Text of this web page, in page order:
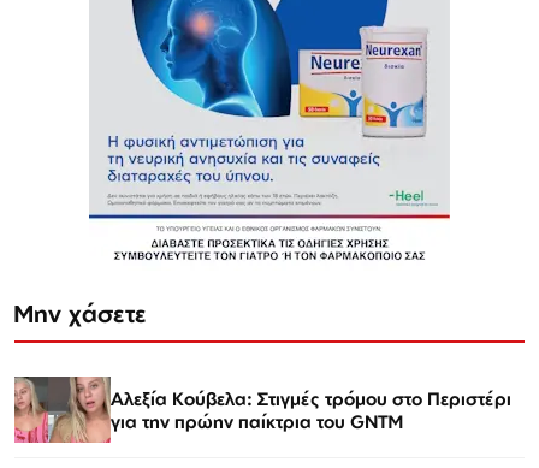
Μην χάσετε
Αλεξία Κούβελα: Στιγμές τρόμου στο Περιστέρι
για την πρώην παίκτρια του GNTM